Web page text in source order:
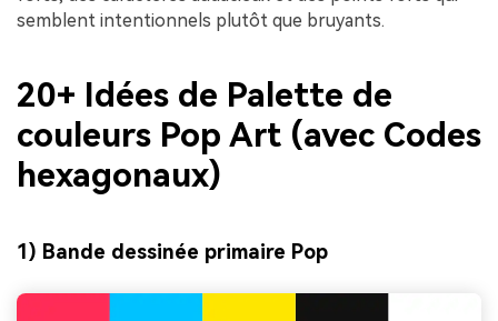
semblent intentionnels plutôt que bruyants.
20+ Idées de Palette de
couleurs Pop Art (avec Codes
hexagonaux)
1) Bande dessinée primaire Pop